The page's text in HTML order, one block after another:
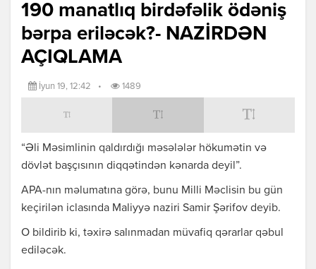
190 manatlıq birdəfəlik ödəniş
bərpa eriləcək?- NAZİRDƏN
AÇIQLAMA
İyun 19, 12:42 • 1489
“Əli Məsimlinin qaldırdığı məsələlər hökumətin və
dövlət başçısının diqqətindən kənarda deyil”.
APA-nın məlumatına görə, bunu Milli Məclisin bu gün
keçirilən iclasında Maliyyə naziri Samir Şərifov deyib.
O bildirib ki, təxirə salınmadan müvafiq qərarlar qəbul
ediləcək.